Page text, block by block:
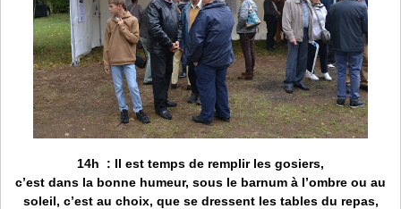
14h
: Il est temps de remplir les gosiers,
c’est dans la bonne humeur, sous le barnum à l’ombre ou au
soleil, c’est au choix, que se dressent les tables du repas,